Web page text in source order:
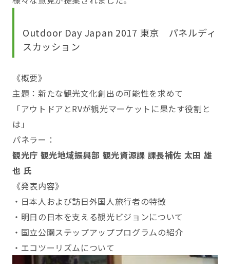
Outdoor Day Japan 2017 東京 パネルディ
スカッション
《概要》
主題：新たな観光文化創出の可能性を求めて
「アウトドアとRVが観光マーケットに果たす役割と
は」
パネラー：
観光庁 観光地域振興部 観光資源課 課長補佐 太田 雄
也 氏
《発表内容》
・日本人および訪日外国人旅行者の特徴
・明日の日本を支える観光ビジョンについて
・国立公園ステップアッププログラムの紹介
・エコツーリズムについて